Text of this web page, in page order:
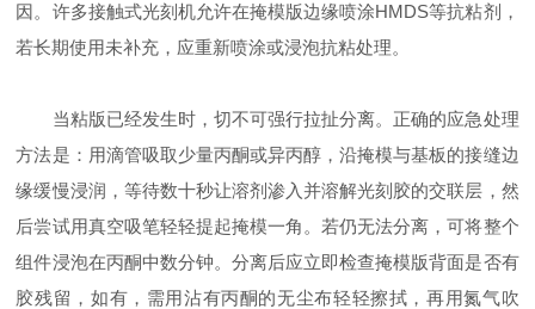
因。许多接触式光刻机允许在掩模版边缘喷涂HMDS等抗粘剂，
若长期使用未补充，应重新喷涂或浸泡抗粘处理。
当粘版已经发生时，切不可强行拉扯分离。正确的应急处理
方法是：用滴管吸取少量丙酮或异丙醇，沿掩模与基板的接缝边
缘缓慢浸润，等待数十秒让溶剂渗入并溶解光刻胶的交联层，然
后尝试用真空吸笔轻轻提起掩模一角。若仍无法分离，可将整个
组件浸泡在丙酮中数分钟。分离后应立即检查掩模版背面是否有
胶残留，如有，需用沾有丙酮的无尘布轻轻擦拭，再用氮气吹